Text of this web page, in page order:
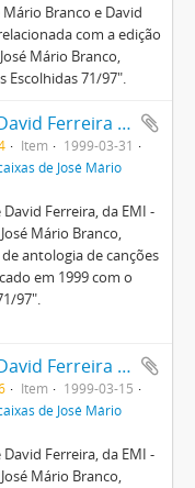
Branco e David
com a edição
Mário Branco,
Escolhidas 71/97".
Correspondência de David Ferreira para José Mário Branco
Item
1999-03-31
de José Mário
Ferreira, da EMI -
Mário Branco,
antologia de canções
em 1999 com o
97".
Correspondência de David Ferreira para José Mário Branco
Item
1999-03-15
de José Mário
Ferreira, da EMI -
Mário Branco,